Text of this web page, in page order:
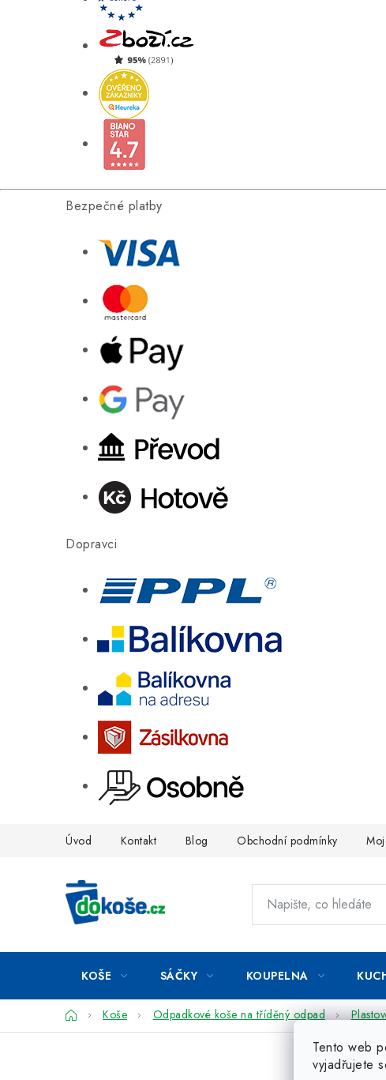
Bezpečné platby
Dopravci
Tento web
vyjadřujete
Úvod Kontakt Blog Obchodní podmínky
KOŠE SÁČKY KOUPELNA
DomůKoše Odpadkové koše na tříděný odpad